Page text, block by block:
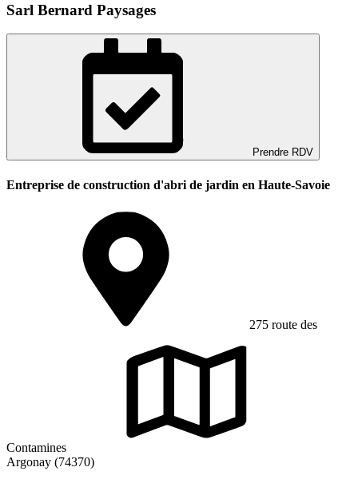
Sarl Bernard Paysages
Prendre RDV
Entreprise de construction d'abri de jardin en Haute-Savoie
275 route des
Contamines
Argonay (74370)